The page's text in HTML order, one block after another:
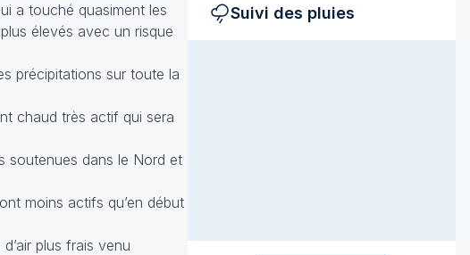
a touché quasiment les
élevés avec un risque
précipitations sur toute la
chaud très actif qui sera
soutenues dans le Nord et
moins actifs qu’en début
plus frais venu
Suivi des pluies